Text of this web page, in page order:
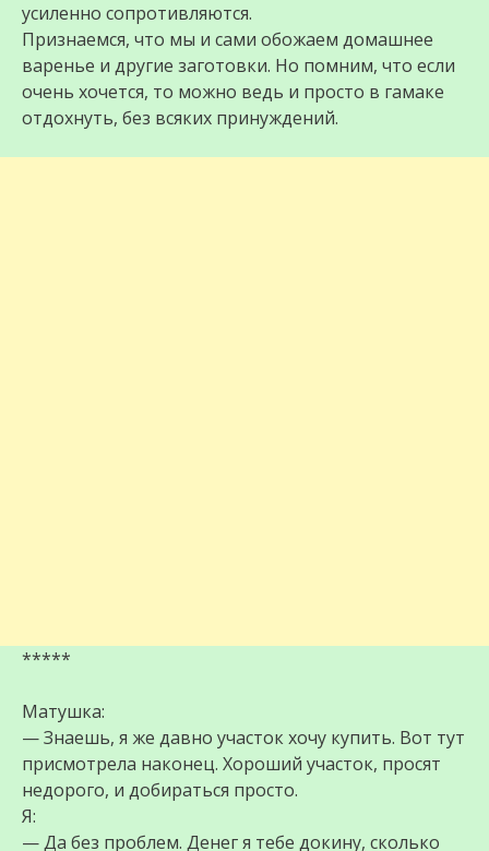
усиленно сопротивляются.
Признаемся, что мы и сами обожаем домашнее
варенье и другие заготовки. Но помним, что если
очень хочется, то можно ведь и просто в гамаке
отдохнуть, без всяких принуждений.
*****
Матушка:
— Знаешь, я же давно участок хочу купить. Вот тут
присмотрела наконец. Хороший участок, просят
недорого, и добираться просто.
Я:
— Да без проблем. Денег я тебе докину, сколько